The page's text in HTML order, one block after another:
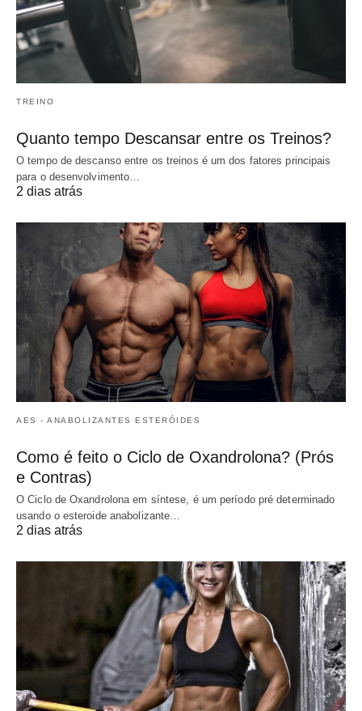
TREINO
Quanto tempo Descansar entre os Treinos?
O tempo de descanso entre os treinos é um dos fatores principais
para o desenvolvimento…
2 dias atrás
AES - ANABOLIZANTES ESTERÓIDES
Como é feito o Ciclo de Oxandrolona? (Prós
e Contras)
O Ciclo de Oxandrolona em síntese, é um período pré determinado
usando o esteroide anabolizante…
2 dias atrás